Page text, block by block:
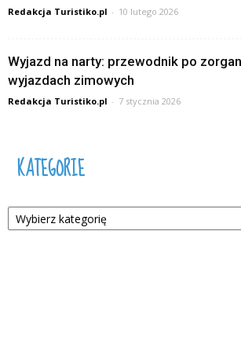
Redakcja Turistiko.pl - 10 lutego 2026
Wyjazd na narty: przewodnik po
wyjazdach zimowych
Redakcja Turistiko.pl - 7 stycznia 2026
KATEGORIE
Kategorie